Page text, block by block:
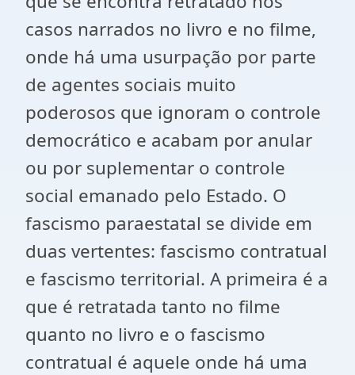
casos narrados no livro e no filme,
onde há uma usurpação por parte
de agentes sociais muito
poderosos que ignoram o controle
democrático e acabam por anular
ou por suplementar o controle
social emanado pelo Estado. O
fascismo paraestatal se divide em
duas vertentes: fascismo contratual
e fascismo territorial. A primeira é a
que é retratada tanto no filme
quanto no livro e o fascismo
contratual é aquele onde há uma